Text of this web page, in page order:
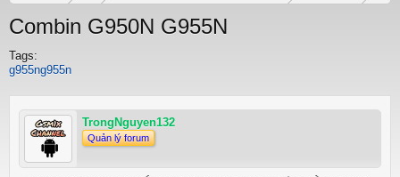
Combin G950N G955N
Tags:
g955ng955n
TrongNguyen132
Quản lý forum